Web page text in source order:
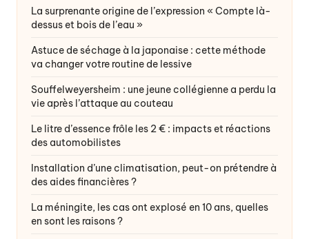
La surprenante origine de l’expression « Compte là-
dessus et bois de l’eau »
Astuce de séchage à la japonaise : cette méthode
va changer votre routine de lessive
Souffelweyersheim : une jeune collégienne a perdu la
vie après l’attaque au couteau
Le litre d’essence frôle les 2 € : impacts et réactions
des automobilistes
Installation d’une climatisation, peut-on prétendre à
des aides financières ?
La méningite, les cas ont explosé en 10 ans, quelles
en sont les raisons ?